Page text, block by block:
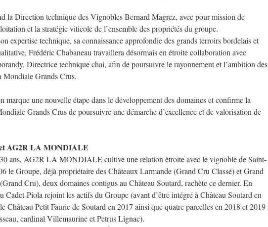
la Direction technique des Vignobles Bernard Magrez, avec pour mission de
et la stratégie viticole de l’ensemble des propriétés du groupe.
expertise technique, sa connaissance approfondie des grands terroirs bordelais et
Frédéric Chabaneau travaillera désormais en étroite collaboration avec
Directrice technique chai, afin de poursuivre le rayonnement et l’ambition des
Mondiale Grands Crus.
marque une nouvelle étape dans le développement des domaines et confirme la
Grands Crus de poursuivre une démarche d’excellence et de valorisation de
AG2R LA MONDIALE
ans, AG2R LA MONDIALE cultive une relation étroite avec le vignoble de Saint-
le Groupe, déjà propriétaire des Châteaux Larmande (Grand Cru Classé) et Grand
Cru), deux domaines contigus au Château Soutard, rachète ce dernier. En
Cadet-Piola rejoint les actifs du Groupe (avant d’être intégré à Château Soutard en
Château Petit Faurie de Soutard en 2017 ainsi que quatre parcelles en 2018 et 2019
cardinal Villemaurine et Petrus Lignac).